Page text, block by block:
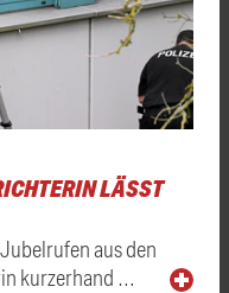
LÄSST
aus den
kurzerhand …